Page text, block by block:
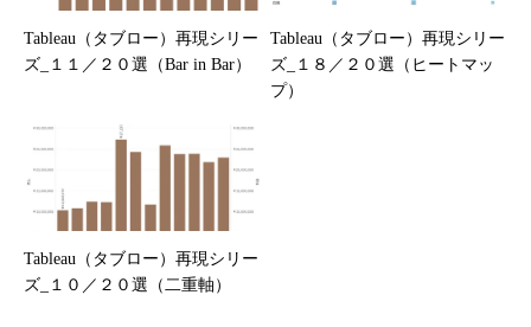
Tableau（タブロー）再現シリー
ズ_１１／２０選（Bar in Bar）
Tableau（タブロー）再現シリー
ズ_１８／２０選（ヒートマッ
プ）
Tableau（タブロー）再現シリー
ズ_１０／２０選（二重軸）